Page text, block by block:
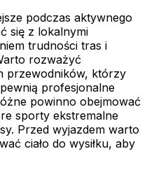
podczas aktywnego
się z lokalnymi
trudności tras i
rozważyć
przewodników, którzy
profesjonalne
powinno obejmować
sporty ekstremalne
Przed wyjazdem warto
ciało do wysiłku, aby